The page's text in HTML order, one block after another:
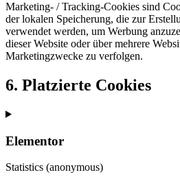
Marketing- / Tracking-Cookies sind
der lokalen Speicherung, die zur
verwendet werden, um Werbung
dieser Website oder über mehrere
Marketingzwecke zu verfolgen.
6. Platzierte Cookies
Elementor
Statistics (anonymous)